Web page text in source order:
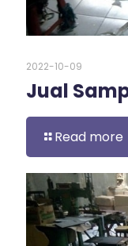
2022-10-09
Jual
Read more